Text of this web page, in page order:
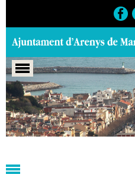
Portada > Agenda > 23-06-
2005 > Marcs > Festes > 2005